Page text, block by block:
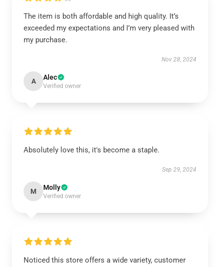
The item is both affordable and high quality. It’s
exceeded my expectations and I’m very pleased with
my purchase.
Nov 28, 2024
A Alec
Verified owner
Absolutely love this, it's become a staple.
Sep 29, 2024
M Molly
Verified owner
Noticed this store offers a wide variety, customer